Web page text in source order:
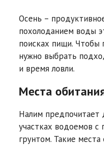
Осень –
похолоданием воды
поисках пищи. Чтобы
нужно выбрать
и время ловли.
Места
Налим предпочитает
участках водоемов с
грунтом. Такие